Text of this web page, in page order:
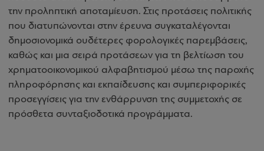
την προληπτική αποταμίευση. Στις προτάσεις πολιτικής
που διατυπώνονται στην έρευνα συγκαταλέγονται
δημοσιονομικά ουδέτερες φορολογικές παρεμβάσεις,
καθώς και μια σειρά προτάσεων για τη βελτίωση του
χρηματοοικονομικού αλφαβητισμού μέσω της παροχής
πληροφόρησης και εκπαίδευσης και συμπεριφορικές
προσεγγίσεις για την ενθάρρυνση της συμμετοχής σε
πρόσθετα συνταξιοδοτικά προγράμματα.